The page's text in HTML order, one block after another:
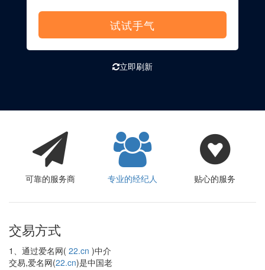
试试手气
立即刷新
可靠的服务商 专业的经纪人 贴心的服务
交易方式
1、通过爱名网( 22.cn )中介
交易,爱名网(22.cn)是中国老